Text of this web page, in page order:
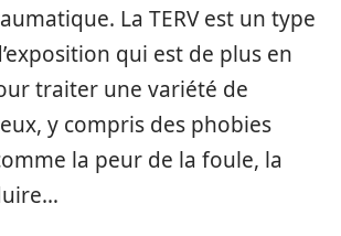
La TERV est un type
qui est de plus en
traiter une variété de
y compris des phobies
la peur de la foule, la